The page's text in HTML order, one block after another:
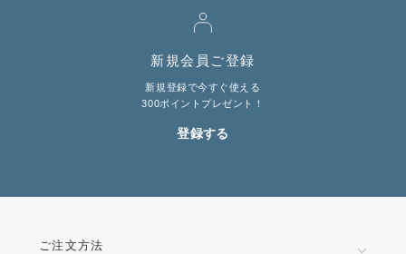
新規会員ご登録
新規登録で今すぐ使える
300ポイントプレゼント！
登録する
ご注文方法